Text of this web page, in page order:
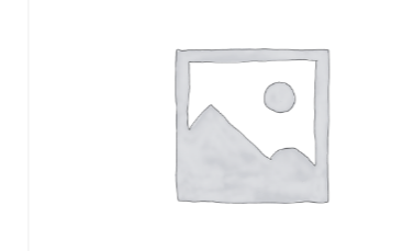
CHF 2'395